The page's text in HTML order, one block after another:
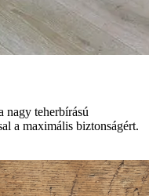
nagy teherbírású
a maximális biztonságért.